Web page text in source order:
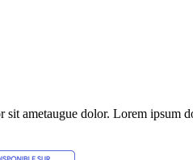
sit ametaugue dolor. Lorem ipsum